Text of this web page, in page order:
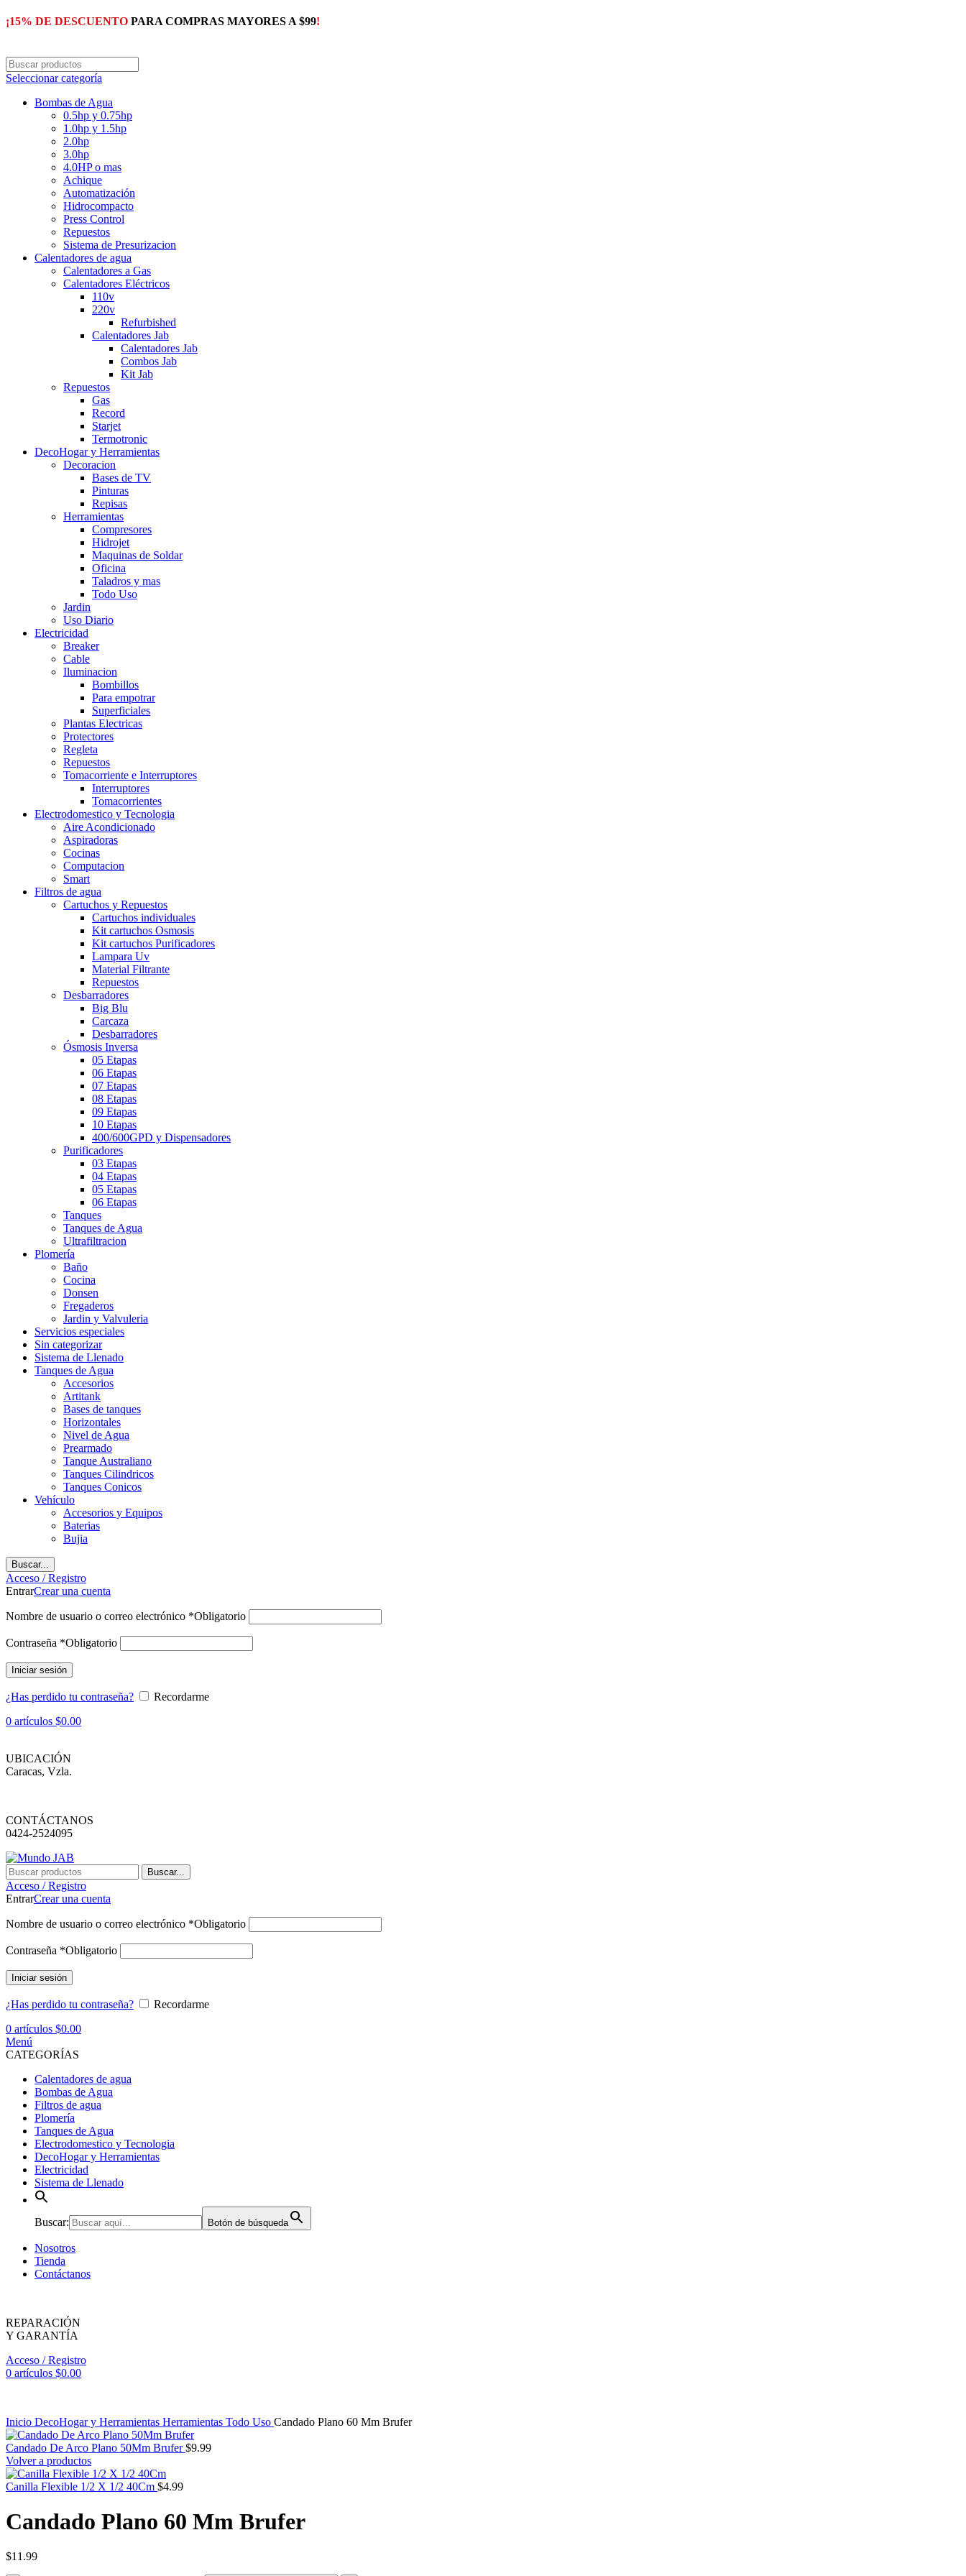
¡15% DE DESCUENTO PARA COMPRAS MAYORES A $99!
Seleccionar categoría
Bombas de Agua
0.5hp y 0.75hp
1.0hp y 1.5hp
2.0hp
3.0hp
4.0HP o mas
Achique
Automatización
Hidrocompacto
Press Control
Repuestos
Sistema de Presurizacion
Calentadores de agua
Calentadores a Gas
Calentadores Eléctricos
110v
220v
Refurbished
Calentadores Jab
Calentadores Jab
Combos Jab
Kit Jab
Repuestos
Gas
Record
Starjet
Termotronic
DecoHogar y Herramientas
Decoracion
Bases de TV
Pinturas
Repisas
Herramientas
Compresores
Hidrojet
Maquinas de Soldar
Oficina
Taladros y mas
Todo Uso
Jardin
Uso Diario
Electricidad
Breaker
Cable
Iluminacion
Bombillos
Para empotrar
Superficiales
Plantas Electricas
Protectores
Regleta
Repuestos
Tomacorriente e Interruptores
Interruptores
Tomacorrientes
Electrodomestico y Tecnologia
Aire Acondicionado
Aspiradoras
Cocinas
Computacion
Smart
Filtros de agua
Cartuchos y Repuestos
Cartuchos individuales
Kit cartuchos Osmosis
Kit cartuchos Purificadores
Lampara Uv
Material Filtrante
Repuestos
Desbarradores
Big Blu
Carcaza
Desbarradores
Ósmosis Inversa
05 Etapas
06 Etapas
07 Etapas
08 Etapas
09 Etapas
10 Etapas
400/600GPD y Dispensadores
Purificadores
03 Etapas
04 Etapas
05 Etapas
06 Etapas
Tanques
Tanques de Agua
Ultrafiltracion
Plomería
Baño
Cocina
Donsen
Fregaderos
Jardin y Valvuleria
Servicios especiales
Sin categorizar
Sistema de Llenado
Tanques de Agua
Accesorios
Artitank
Bases de tanques
Horizontales
Nivel de Agua
Prearmado
Tanque Australiano
Tanques Cilindricos
Tanques Conicos
Vehículo
Accesorios y Equipos
Baterias
Bujia
Buscar...
Acceso / Registro
EntrarCrear una cuenta
Nombre de usuario o correo electrónico *Obligatorio
Contraseña *Obligatorio
Iniciar sesión
¿Has perdido tu contraseña?
Recordarme
0 artículos $0.00
UBICACIÓN
Caracas, Vzla.
CONTÁCTANOS
0424-2524095
Buscar...
Acceso / Registro
EntrarCrear una cuenta
Nombre de usuario o correo electrónico *Obligatorio
Contraseña *Obligatorio
Iniciar sesión
¿Has perdido tu contraseña?
Recordarme
0 artículos $0.00
Menú
CATEGORÍAS
Calentadores de agua
Bombas de Agua
Filtros de agua
Plomería
Tanques de Agua
Electrodomestico y Tecnologia
DecoHogar y Herramientas
Electricidad
Sistema de Llenado
Buscar: Botón de búsqueda
Nosotros
Tienda
Contáctanos
REPARACIÓN
Y GARANTÍA
Acceso / Registro
0 artículos $0.00
Inicio DecoHogar y Herramientas Herramientas Todo Uso Candado Plano 60 Mm Brufer
Candado De Arco Plano 50Mm Brufer$9.99
Volver a productos
Canilla Flexible 1/2 X 1/2 40Cm $4.99
Candado Plano 60 Mm Brufer
$11.99